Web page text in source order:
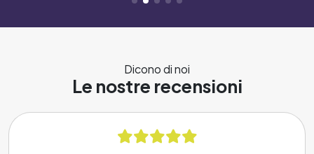
Dicono di noi
Le nostre recensioni